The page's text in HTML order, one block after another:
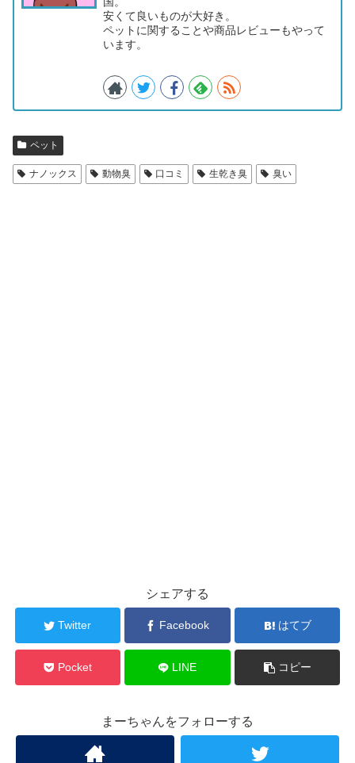
安くて良いものが大好き。
ペットに関することや商品レビューもやって
います。
ペット
ナノックス 動物臭 口コミ 生乾き臭 臭い
シェアする
Twitter Facebook はてブ
Pocket LINE コピー
まーちゃんをフォローする